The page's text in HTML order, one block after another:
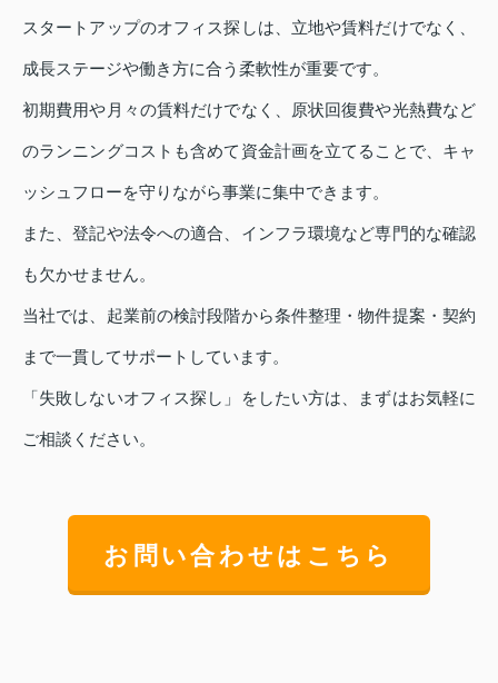
スタートアップのオフィス探しは、立地や賃料だけでなく、
成長ステージや働き方に合う柔軟性が重要です。
初期費用や月々の賃料だけでなく、原状回復費や光熱費など
のランニングコストも含めて資金計画を立てることで、キャ
ッシュフローを守りながら事業に集中できます。
また、登記や法令への適合、インフラ環境など専門的な確認
も欠かせません。
当社では、起業前の検討段階から条件整理・物件提案・契約
まで一貫してサポートしています。
「失敗しないオフィス探し」をしたい方は、まずはお気軽に
ご相談ください。
お問い合わせはこちら